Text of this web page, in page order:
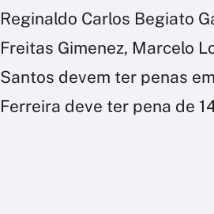
Reginaldo Carlos Begiato
Freitas Gimenez, Marcelo
Santos devem ter penas
Ferreira deve ter pena de